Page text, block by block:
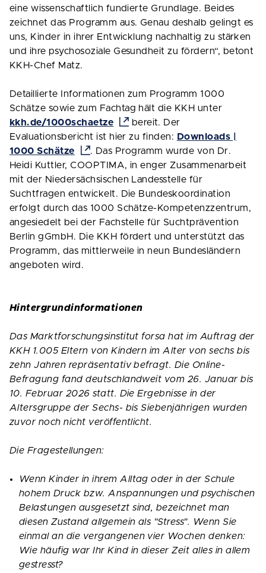
eine wissenschaftlich fundierte Grundlage. Beides
zeichnet das Programm aus. Genau deshalb gelingt es
uns, Kinder in ihrer Entwicklung nachhaltig zu stärken
und ihre psychosoziale Gesundheit zu fördern“, betont
KKH-Chef Matz.
Detaillierte Informationen zum Programm 1000
Schätze sowie zum Fachtag hält die KKH unter
kkh.de/1000schaetze
bereit. Der
Evaluationsbericht ist hier zu finden: Downloads |
1000 Schätze
. Das Programm wurde von Dr.
Heidi Kuttler, COOPTIMA, in enger Zusammenarbeit
mit der Niedersächsischen Landesstelle für
Suchtfragen entwickelt. Die Bundeskoordination
erfolgt durch das 1000 Schätze-Kompetenzzentrum,
angesiedelt bei der Fachstelle für Suchtprävention
Berlin gGmbH. Die KKH fördert und unterstützt das
Programm, das mittlerweile in neun Bundesländern
angeboten wird.
Hintergrundinformationen
Das Marktforschungsinstitut forsa hat im Auftrag der
KKH 1.005 Eltern von Kindern im Alter von sechs bis
zehn Jahren repräsentativ befragt. Die Online-
Befragung fand deutschlandweit vom 26. Januar bis
10. Februar 2026 statt. Die Ergebnisse in der
Altersgruppe der Sechs- bis Siebenjährigen wurden
zuvor noch nicht veröffentlicht.
Die Fragestellungen:
Wenn Kinder in ihrem Alltag oder in der Schule
hohem Druck bzw. Anspannungen und psychischen
Belastungen ausgesetzt sind, bezeichnet man
diesen Zustand allgemein als "Stress". Wenn Sie
einmal an die vergangenen vier Wochen denken:
Wie häufig war Ihr Kind in dieser Zeit alles in allem
gestresst?